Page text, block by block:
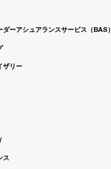
ーアシュアランスサービス（BAS）
ザリー
ス